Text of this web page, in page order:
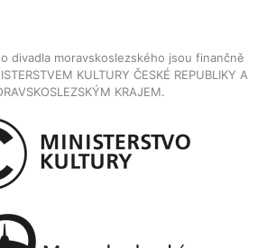
divadla moravskoslezského jsou finančně
KULTURY ČESKÉ REPUBLIKY A
KRAJEM.